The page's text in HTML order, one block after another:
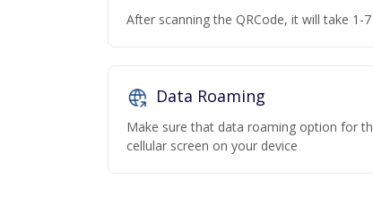
After scanning the QRCode, it will take 1-
Data Roaming
Make sure that data roaming option for
cellular screen on your device